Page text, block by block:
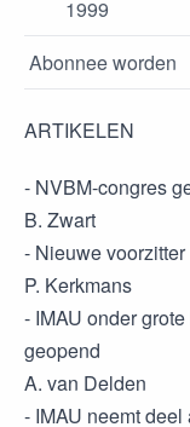
1999
Abonnee worden
ARTIKELEN
- NVBM-congres
B. Zwart
- Nieuwe
P. Kerkmans
- IMAU onder
geopend
A. van Delden
- IMAU neemt